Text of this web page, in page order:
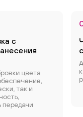
с
цвета
так и
передачи